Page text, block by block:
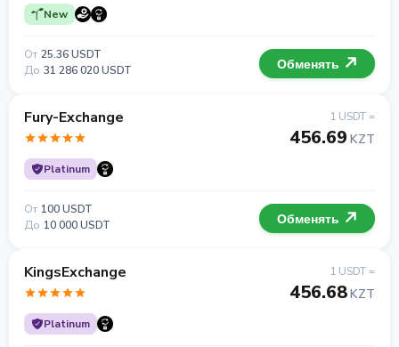
New
От 25.36 USDT
До 31 286 020 USDT Обменять
Fury-Exchange
Platinum
1 USDT =
456.69 KZT
От 100 USDT
До 10 000 USDT Обменять
KingsExchange
Platinum
1 USDT =
456.68KZT